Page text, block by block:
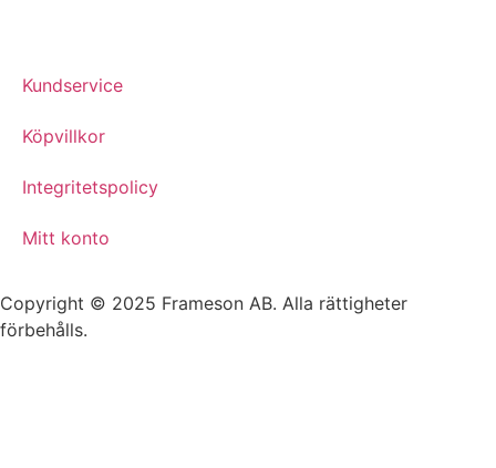
Kundservice
Köpvillkor
Integritetspolicy
Mitt konto
Copyright © 2025 Frameson AB. Alla rättigheter
förbehålls.